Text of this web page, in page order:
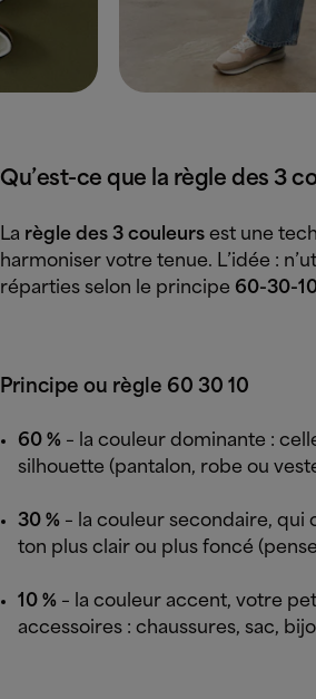
Qu’est-ce que la règle des 3
La règle des 3 couleurs est une
harmoniser votre tenue. L’idée :
réparties selon le principe 60-30-
Principe ou règle 60 30 10
60 % – la couleur dominante :
silhouette (pantalon, robe ou
30 % – la couleur secondaire, qui
ton plus clair ou plus foncé
10 % – la couleur accent, votre
accessoires : chaussures, sac,